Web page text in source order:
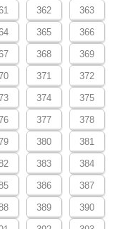
362 363
365 366
368 369
371 372
374 375
377 378
380 381
383 384
386 387
389 390